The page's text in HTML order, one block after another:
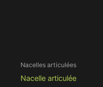
Nacelles articulées
Nacelle articulée